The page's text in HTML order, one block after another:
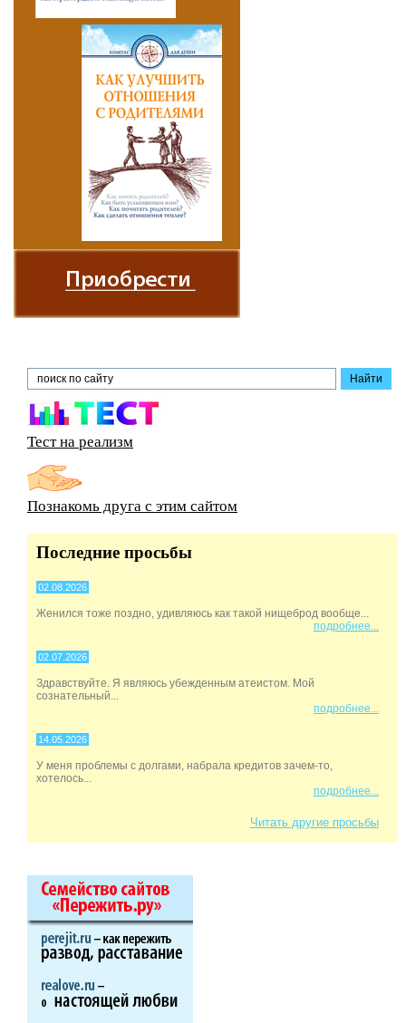
Тест на реализм
Познакомь друга с этим сайтом
Последние просьбы
02.08.2026
Женился тоже поздно, удивляюсь как такой нищеброд вообще...
подробнее...
02.07.2026
Здравствуйте. Я являюсь убежденным атеистом. Мой
сознательный...
подробнее...
14.05.2026
У меня проблемы с долгами, набрала кредитов зачем-то,
хотелось...
подробнее...
Читать другие просьбы